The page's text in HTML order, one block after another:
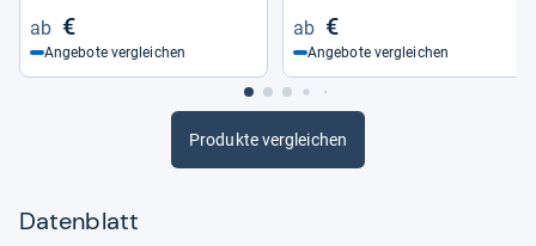
€
Angebote vergleichen
€
Angebote vergleichen
Produkte vergleichen
Datenblatt